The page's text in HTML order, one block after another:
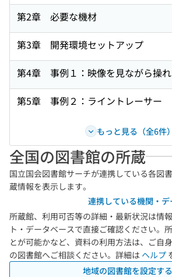
第2章 必要な機材
第3章 開発環境セットアップ
第4章 事例１：映像を見ながら操
第5章 事例２：ライントレーサー
もっと見る（全6件）
全国の図書館の所蔵
国立国会図書館サーチが連携している各図
蔵情報を表示します。
連携している機関・
所蔵館、利用可否等の詳細・最新状況は情
ト・データベースで直接ご確認ください。
とが可能かなど、資料の利用方法は、ご自
の図書館へご相談ください。詳細は ヘルプ
地域の図書館を設定する